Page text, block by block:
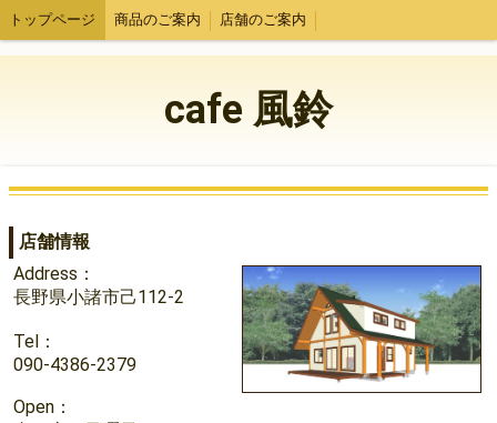
トップページ 商品のご案内 店舗のご案内
cafe 風鈴
店舗情報
Address：
長野県小諸市己112-2
Tel：
090-4386-2379
Open：